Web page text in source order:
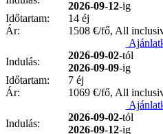
2026-09-12-ig
Időtartam:
14 éj
Ár:
1508 €/fő, All
Indulás:
2026-09-02-tól
2026-09-09-ig
Időtartam:
7 éj
Ár:
1069 €/fő, All
Indulás:
2026-09-02-tól
2026-09-12-ig